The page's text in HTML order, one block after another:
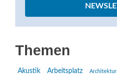
Themen
Akustik Arbeitsplatz Architektur